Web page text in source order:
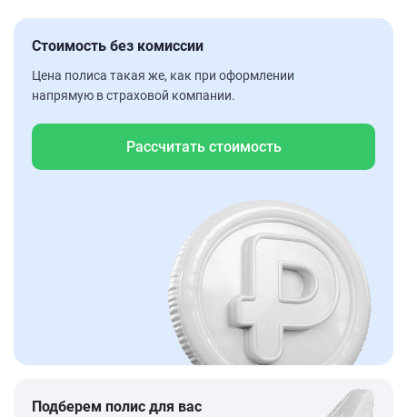
Стоимость без комиссии
Цена полиса такая же, как при оформлении
напрямую в страховой компании.
Рассчитать стоимость
Подберем полис для вас